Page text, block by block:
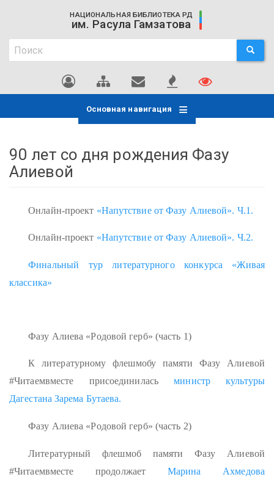
содержанию
НАЦИОНАЛЬНАЯ БИБЛИОТЕКА РД
им. Расула Гамзатова
Поиск
Поиск ПОИСК
Основная навигация
90 лет со дня рождения Фазу
Алиевой
Онлайн-проект «Напутствие от Фазу Алиевой». Ч.1.
Онлайн-проект «Напутствие от Фазу Алиевой». Ч.2.
Финальный тур литературного конкурса «Живая
классика»
Фазу Алиева «Родовой герб» (часть 1)
К литературному флешмобу памяти Фазу Алиевой
#Читаемвместе присоединиласьминистр культуры
Дагестана Зарема Бутаева.
Фазу Алиева «Родовой герб» (часть 2)
Литературный флешмоб памяти Фазу Алиевой
#Читаемвместе продолжает Марина Ахмедова